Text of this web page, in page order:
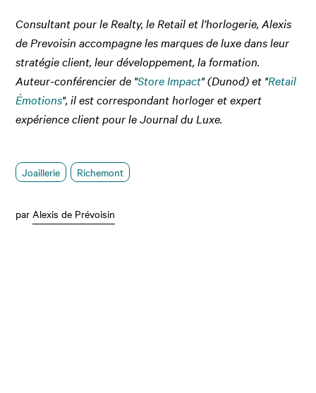
Consultant pour le Realty, le Retail et l’horlogerie, Alexis
de Prevoisin accompagne les marques de luxe dans leur
stratégie client, leur développement, la formation.
Auteur-conférencier de "Store Impact" (Dunod) et "Retail
Émotions", il est correspondant horloger et expert
expérience client pour le Journal du Luxe.
Joaillerie Richemont
parAlexis de Prévoisin